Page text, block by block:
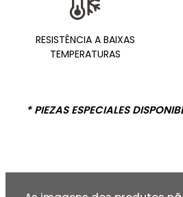
RESISTÊNCIA A BAIXAS
TEMPERATURAS
* PIEZAS ESPECIALES